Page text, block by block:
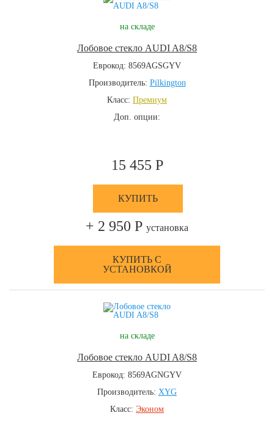
на складе
Лобовое стекло AUDI A8/S8
Еврокод: 8569AGSGYV
Производитель: Pilkington
Класс: Премиум
Доп. опции:
15 455 Р
КУПИТЬ
+ 2 950 Р установка
КУПИТЬ С
УСТАНОВКОЙ
на складе
Лобовое стекло AUDI A8/S8
Еврокод: 8569AGNGYV
Производитель: XYG
Класс: Эконом